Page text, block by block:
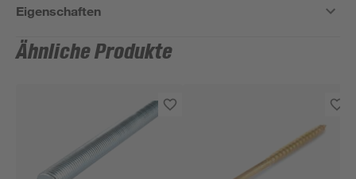
Eigenschaften
Ähnliche Produkte